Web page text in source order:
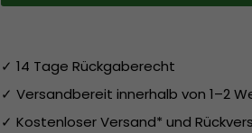
✓ 14 Tage Rückgaberecht
✓ Versandbereit innerhalb von 1–2
✓ Kostenloser Versand* und